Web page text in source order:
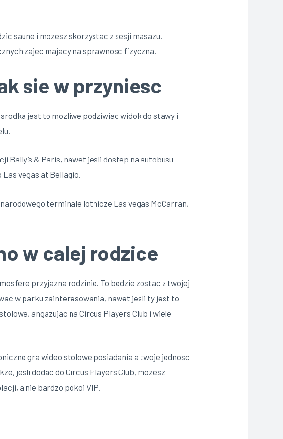
saune i mozesz skorzystac z sesji masazu.
zajec majacy na sprawnosc fizyczna.
sie w przyniesc
jest to mozliwe podziwiac widok do stawy i
Bally’s & Paris, nawet jesli dostep na autobusu
vegas at Bellagio.
terminale lotnicze Las vegas McCarran,
w calej rodzice
przyjazna rodzinie. To bedzie zostac z twojej
w parku zainteresowania, nawet jesli ty jest to
angazujac na Circus Players Club i wiele
gra wideo stolowe posiadania a twoje jednosc
jesli dodac do Circus Players Club, mozesz
a nie bardzo pokoi VIP.